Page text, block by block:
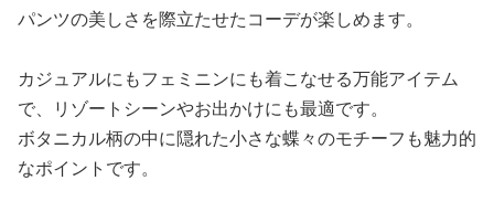
パンツの美しさを際立たせたコーデが楽しめます。
カジュアルにもフェミニンにも着こなせる万能アイテム
で、リゾートシーンやお出かけにも最適です。
ボタニカル柄の中に隠れた小さな蝶々のモチーフも魅力的
なポイントです。